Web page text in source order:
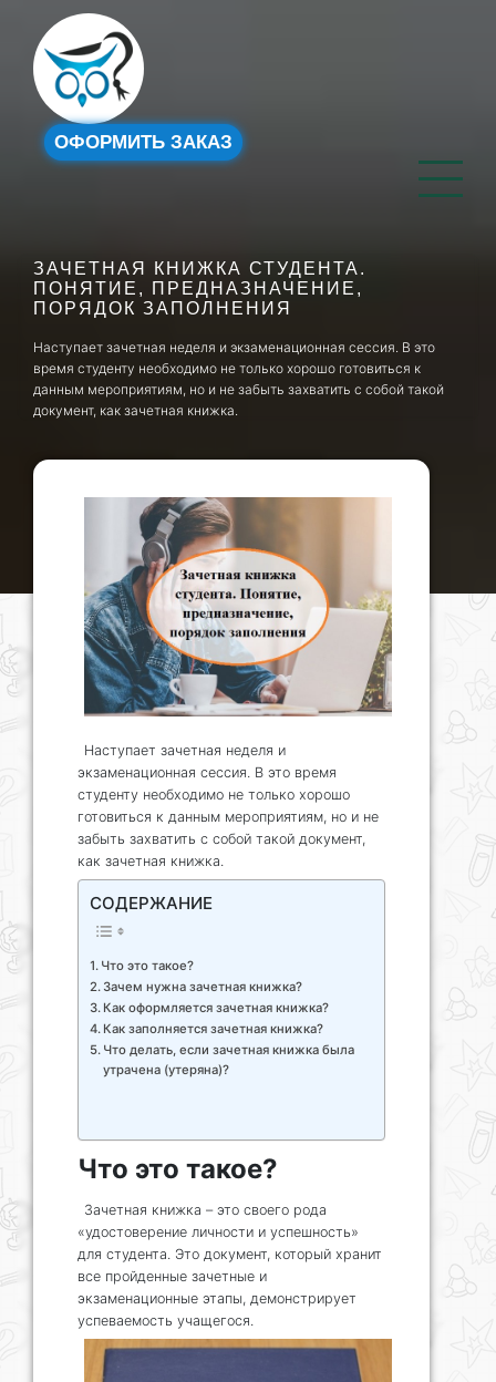
ОФОРМИТЬ ЗАКАЗ
ЗАЧЕТНАЯ КНИЖКА СТУДЕНТА.
ПОНЯТИЕ, ПРЕДНАЗНАЧЕНИЕ,
ПОРЯДОК ЗАПОЛНЕНИЯ
Наступает зачетная неделя и экзаменационная сессия. В это
время студенту необходимо не только хорошо готовиться к
данным мероприятиям, но и не забыть захватить с собой такой
документ, как зачетная книжка.
Наступает зачетная неделя и
экзаменационная сессия. В это время
студенту необходимо не только хорошо
готовиться к данным мероприятиям, но и не
забыть захватить с собой такой документ,
как зачетная книжка.
СОДЕРЖАНИЕ
Что это такое?
Зачем нужна зачетная книжка?
Как оформляется зачетная книжка?
Как заполняется зачетная книжка?
Что делать, если зачетная книжка была
утрачена (утеряна)?
Что это такое?
Зачетная книжка – это своего рода
«удостоверение личности и успешность»
для студента. Это документ, который хранит
все пройденные зачетные и
экзаменационные этапы, демонстрирует
успеваемость учащегося.